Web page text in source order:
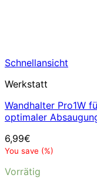
Schnellansicht
Werkstatt
Wandhalter Pro1W
optimaler
6,99€
You save (%)
Vorrätig